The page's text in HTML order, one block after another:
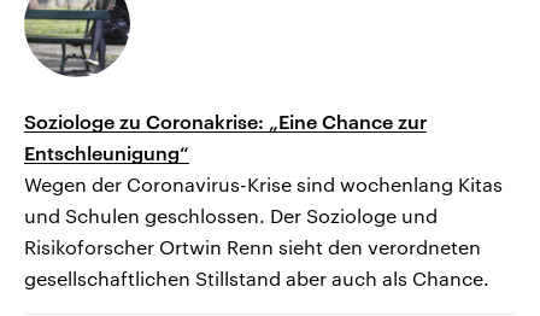
Soziologe zu Coronakrise: „Eine Chance zur
Entschleunigung“
Wegen der Coronavirus-Krise sind wochenlang Kitas
und Schulen geschlossen. Der Soziologe und
Risikoforscher Ortwin Renn sieht den verordneten
gesellschaftlichen Stillstand aber auch als Chance.